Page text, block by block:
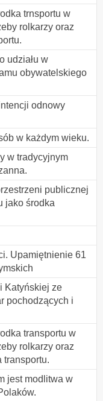
trnsportu w
rolkarzy oraz
udziału w
obywatelskiego
odnowy
w każdym wieku.
w tradycyjnym
publicznej
jako środka
Upamiętnienie 61
Katyńskiej ze
pochodzących i
transportu w
rolkarzy oraz
transportu.
jest modlitwa w